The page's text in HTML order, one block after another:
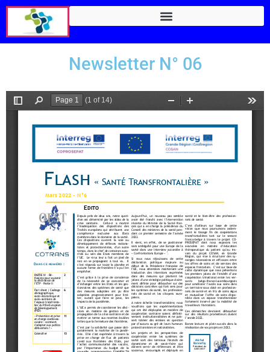
Newsletter N° 06